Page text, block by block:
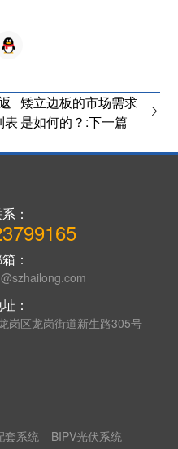
表
矮立边板的市场需求
是如何的？:下一篇
：
：
：
岗区龙岗街道新生路305号
套系统 BIPV光伏系统